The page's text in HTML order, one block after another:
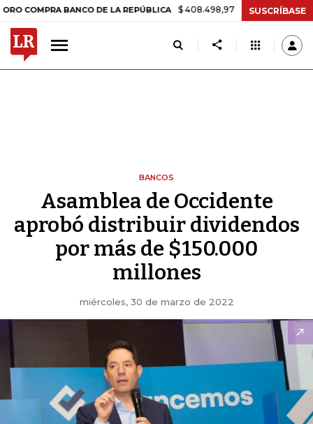
BANCO DE LA REPÚBLICA $ 408.498,97 +$ 8.753,81 +2,19%
SUSCRÍBASE
BANCOS
Asamblea de Occidente
aprobó distribuir dividendos
por más de $150.000
millones
miércoles, 30 de marzo de 2022